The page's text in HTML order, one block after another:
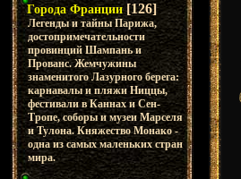
Города Франции [126]
Легенды и тайны Парижа,
достопримечательности
провинций Шампань и
Прованс. Жемчужины
знаменитого Лазурного берега:
карнавалы и пляжи Ниццы,
фестивали в Каннах и Сен-
Тропе, соборы и музеи Марселя
и Тулона. Княжество Монако -
одна из самых маленьких стран
мира.